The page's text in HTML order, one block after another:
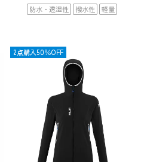
防水・透湿性 撥水性 軽量
OUTLET
2点購入50％OFF